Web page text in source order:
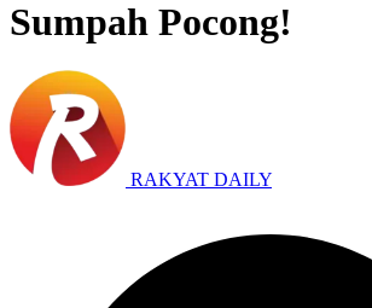
Sumpah Pocong!
RAKYAT DAILY